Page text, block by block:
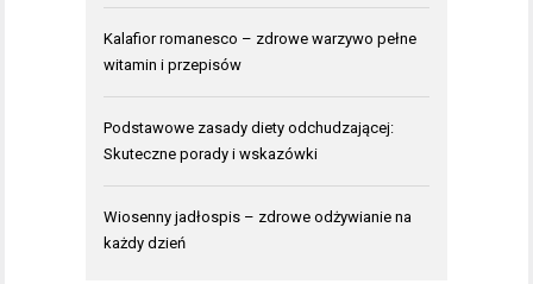
Kalafior romanesco – zdrowe warzywo pełne
witamin i przepisów
Podstawowe zasady diety odchudzającej:
Skuteczne porady i wskazówki
Wiosenny jadłospis – zdrowe odżywianie na
każdy dzień